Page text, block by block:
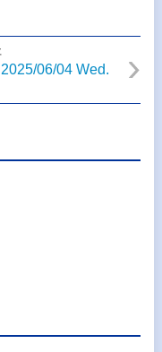
2025/06/04 Wed.